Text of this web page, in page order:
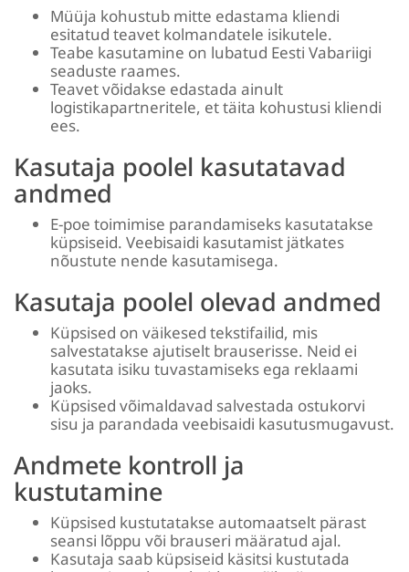
Müüja kohustub mitte edastama kliendi
esitatud teavet kolmandatele isikutele.
Teabe kasutamine on lubatud Eesti Vabariigi
seaduste raames.
Teavet võidakse edastada ainult
logistikapartneritele, et täita kohustusi kliendi
ees.
Kasutaja poolel kasutatavad
andmed
E-poe toimimise parandamiseks kasutatakse
küpsiseid. Veebisaidi kasutamist jätkates
nõustute nende kasutamisega.
Kasutaja poolel olevad andmed
Küpsised on väikesed tekstifailid, mis
salvestatakse ajutiselt brauserisse. Neid ei
kasutata isiku tuvastamiseks ega reklaami
jaoks.
Küpsised võimaldavad salvestada ostukorvi
sisu ja parandada veebisaidi kasutusmugavust.
Andmete kontroll ja
kustutamine
Küpsised kustutatakse automaatselt pärast
seansi lõppu või brauseri määratud ajal.
Kasutaja saab küpsiseid käsitsi kustutada